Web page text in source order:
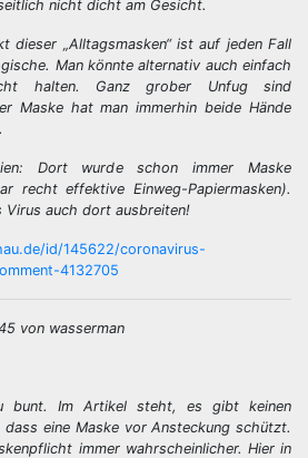
nicht dicht am Gesicht.
dieser „Alltagsmasken“ ist auf jeden Fall
Man könnte alternativ auch einfach
halten. Ganz grober Unfug sind
Maske hat man immerhin beide Hände
Dort wurde schon immer Maske
recht effektive Einweg-Papiermasken).
Virus auch dort ausbreiten!
id/145622/coronavirus-
4132705
von wasserman
bunt. Im Artikel steht, es gibt keinen
dass eine Maske vor Ansteckung schützt.
immer wahrscheinlicher. Hier in